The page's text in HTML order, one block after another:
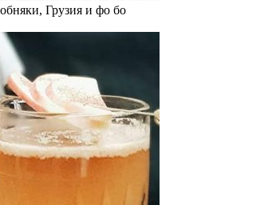
Грузия и фо бо